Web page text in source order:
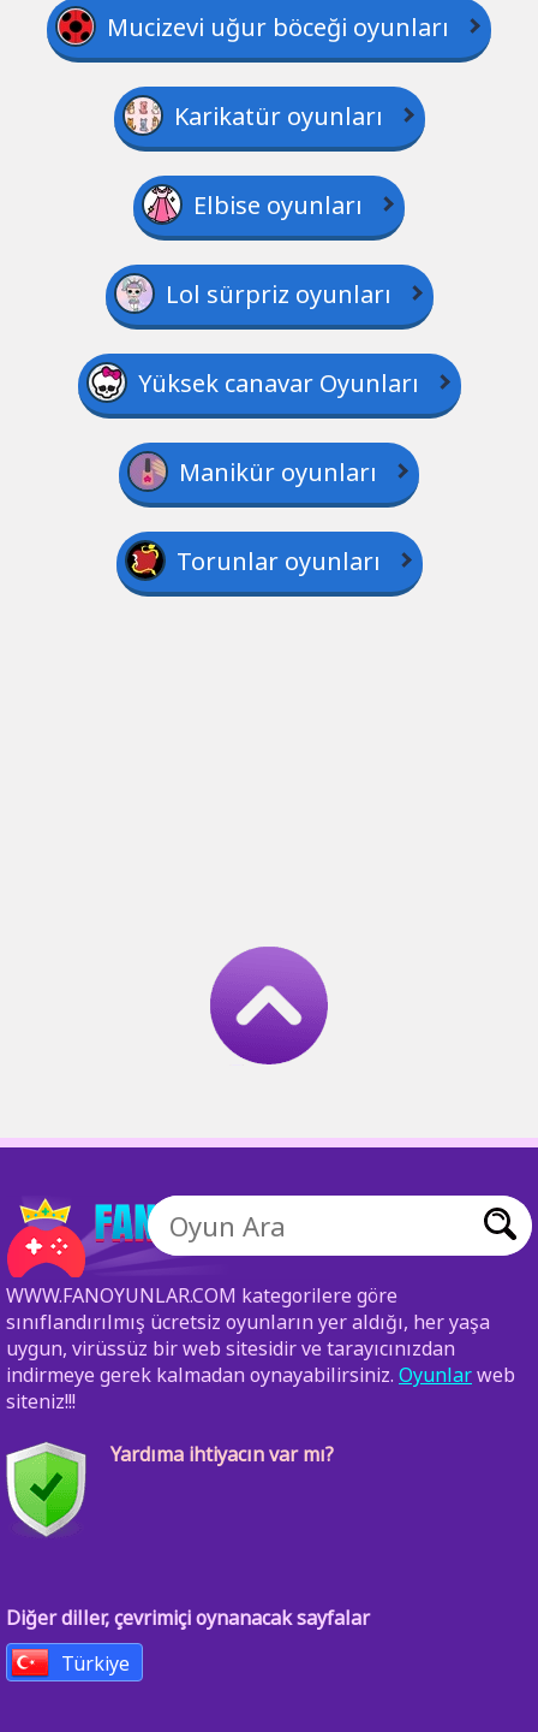
Mucizevi uğur böceği oyunları
Karikatür oyunları
Elbise oyunları
Lol sürpriz oyunları
Yüksek canavar Oyunları
Manikür oyunları
Torunlar oyunları
WWW.FANOYUNLAR.COM kategorilere göre
sınıflandırılmış ücretsiz oyunların yer aldığı, her yaşa
uygun, virüssüz bir web sitesidir ve tarayıcınızdan
indirmeye gerek kalmadan oynayabilirsiniz. Oyunlarweb
siteniz!!!
Yardıma ihtiyacın var mı?
Diğer diller, çevrimiçi oynanacak sayfalar
Türkiye